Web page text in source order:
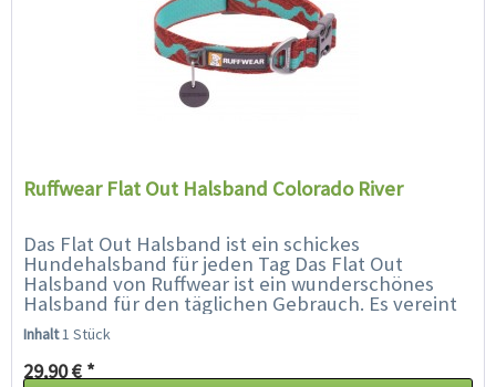
Ruffwear Flat Out Halsband Colorado River
Das Flat Out Halsband ist ein schickes
Hundehalsband für jeden Tag Das Flat Out
Halsband von Ruffwear ist ein wunderschönes
Halsband für den täglichen Gebrauch. Es vereint
lebendige Farben und Muster mit der...
Inhalt1 Stück
29,90 € *